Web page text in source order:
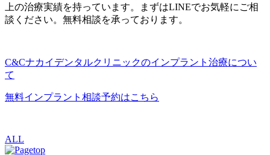
上の治療実績を持っています。まずはLINEでお気軽にご相
談ください。無料相談を承っております。
C&Cナカイデンタルクリニックのインプラント治療につい
て
無料インプラント相談予約はこちら
ALL